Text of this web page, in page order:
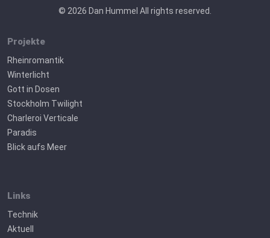
© 2026 Dan Hummel All rights reserved.
Projekte
Rheinromantik
Winterlicht
Gott in Dosen
Stockholm Twilight
Charleroi Verticale
Paradis
Blick aufs Meer
Links
Technik
Aktuell